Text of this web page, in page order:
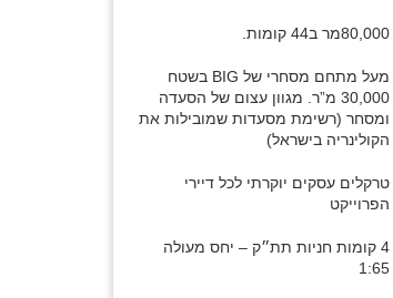
80,000מר ב44 קומות.
מעל מתחם מסחרי של BIG בשטח
30,000 מ”ר. מגוון עצום של הסעדה
ומסחר (רשימת מסעדות שמובילות את
הקולינריה בישראל)
טרקלים עסקים יוקרתי לכל דיירי
הפרוייקט
4 קומות חניות תת״ק – יחס מעולה
1:65